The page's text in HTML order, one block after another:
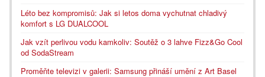
Léto bez kompromisů: Jak si letos doma vychutnat chladivý
komfort s LG DUALCOOL
Jak vzít perlivou vodu kamkoliv: Soutěž o 3 lahve Fizz&Go Cool
od SodaStream
Proměňte televizi v galerii: Samsung přináší umění z Art Basel